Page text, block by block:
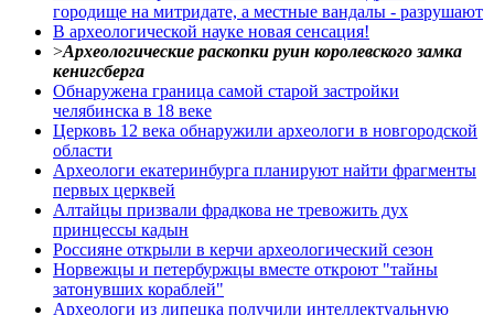
городище на митридате, а местные вандалы - разрушают
В археологической науке новая сенсация!
>Археологические раскопки руин королевского замка
кенигсберга
Обнаружена граница самой старой застройки
челябинска в 18 веке
Церковь 12 века обнаружили археологи в новгородской
области
Археологи екатеринбурга планируют найти фрагменты
первых церквей
Алтайцы призвали фрадкова не тревожить дух
принцессы кадын
Россияне открыли в керчи археологический сезон
Норвежцы и петербуржцы вместе откроют "тайны
затонувших кораблей"
Археологи из липецка получили интеллектуальную